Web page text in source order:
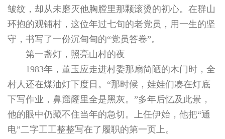
皱纹，却从未磨灭他胸膛里那颗滚烫的初心。在群山
环抱的观铺村，这位年过七旬的老党员，用一生的坚
守，书写了一份沉甸甸的“党员答卷”。
第一盏灯，照亮山村的夜
1983年，董玉应走进村委那扇简陋的木门时，全
村人还在煤油灯下度日。“那时候，娃娃们凑在灯底
下写作业，鼻窟窿里全是黑灰。”多年后忆及此景，
他的眼中仍藏不住当年的急切。上任伊始，他把“通
电”二字工工整整写在了履职的第一页上。